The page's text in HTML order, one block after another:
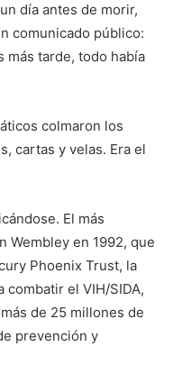
día antes de morir,
comunicado público:
más tarde, todo había
colmaron los
cartas y velas. Era el
El más
Wembley en 1992, que
Phoenix Trust, la
combatir el VIH/SIDA,
de 25 millones de
prevención y